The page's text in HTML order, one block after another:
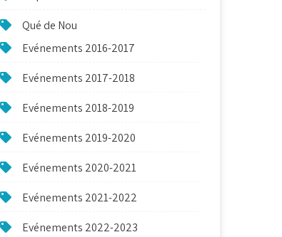
Qué de Nou
Evénements 2016-2017
Evénements 2017-2018
Evénements 2018-2019
Evénements 2019-2020
Evénements 2020-2021
Evénements 2021-2022
Evénements 2022-2023